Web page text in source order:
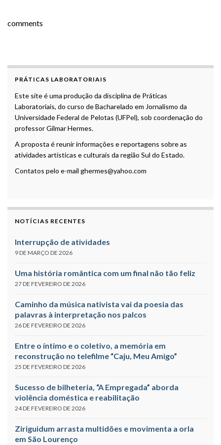
comments
PRÁTICAS LABORATORIAIS
Este site é uma produção da disciplina de Práticas
Laboratoriais, do curso de Bacharelado em Jornalismo da
Universidade Federal de Pelotas (UFPel), sob coordenação do
professor Gilmar Hermes.
A proposta é reunir informações e reportagens sobre as
atividades artísticas e culturais da região Sul do Estado.
Contatos pelo e-mail ghermes@yahoo.com
NOTÍCIAS RECENTES
Interrupção de atividades
9 DE MARÇO DE 2026
Uma história romântica com um final não tão feliz
27 DE FEVEREIRO DE 2026
Caminho da música nativista vai da poesia das
palavras à interpretação nos palcos
26 DE FEVEREIRO DE 2026
Entre o íntimo e o coletivo, a memória em
reconstrução no telefilme “Caju, Meu Amigo”
25 DE FEVEREIRO DE 2026
Sucesso de bilheteria, “A Empregada” aborda
violência doméstica e reabilitação
24 DE FEVEREIRO DE 2026
Ziriguidum arrasta multidões e movimenta a orla
em São Lourenço